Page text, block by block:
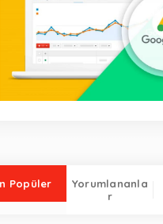
Popüler
Yorumlananla
r